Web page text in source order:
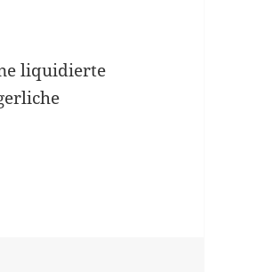
liquidierte